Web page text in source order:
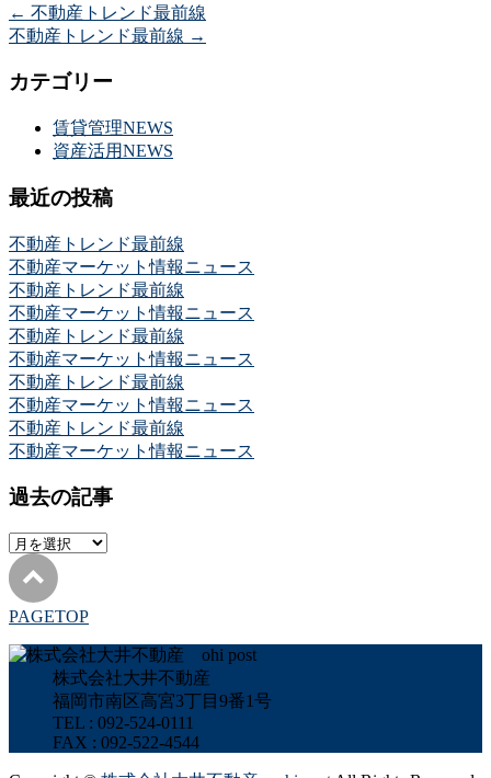
← 不動産トレンド最前線
不動産トレンド最前線 →
カテゴリー
賃貸管理NEWS
資産活用NEWS
最近の投稿
不動産トレンド最前線
不動産マーケット情報ニュース
不動産トレンド最前線
不動産マーケット情報ニュース
不動産トレンド最前線
不動産マーケット情報ニュース
不動産トレンド最前線
不動産マーケット情報ニュース
不動産トレンド最前線
不動産マーケット情報ニュース
過去の記事
過
去
の
記
PAGETOP
株式会社大井不動産
福岡市南区高宮3丁目9番1号
TEL : 092-524-0111
FAX : 092-522-4544